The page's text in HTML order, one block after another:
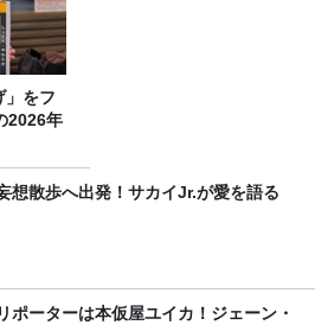
」をフ
2026年
想散歩へ出発！サカイJr.が愛を語る
リポーターは本仮屋ユイカ！ジェーン・